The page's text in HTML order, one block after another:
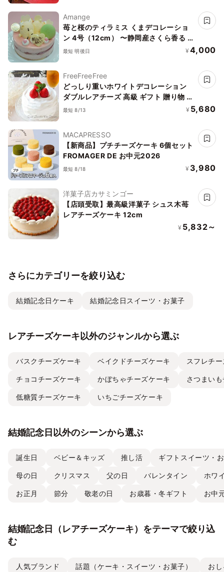
ート 糖質オフ バレンタイン
Amange
苺と桜のティラミス くまデコレーショ
ン 4号（12cm） 〜静岡産さくら香る 春
限定ケーキ〜
最短 明後日 ¥ 4,000
FreeFreeFree
どっしり重いホワイトデコレーション
ダブルレアチーズ 高級 ギフト 贈り物 い
ちご 苺 ストロベリー アレルギー 小麦
ー
最短 8/13 ¥ 5,680
MACAPRESSO
【新商品】プチチーズケーキ 6個セット
FROMAGER DE お中元2026
最短 8/18 ¥ 3,980
洋菓子店カサミンゴー
【店頭受取】最高級洋菓子 シュス木苺
レアチーズケーキ 12cm
¥ 5,832～
さらにカテゴリーを絞り込む
結婚記念日ケーキ 結婚記念日スイーツ・お菓子
レアチーズケーキ以外のジャンルから選ぶ
バスクチーズケーキ ベイクドチーズケーキ スフレチ
チョコチーズケーキ かぼちゃチーズケーキ さつまい
低糖質チーズケーキ いちごチーズケーキ
結婚記念日以外のシーンから選ぶ
誕生日 ベビー＆キッズ 推し活 ギフトスイーツ・
母の日 クリスマス 父の日 バレンタイン ホワ
お正月 節分 敬老の日 お歳暮・冬ギフト お中
結婚記念日（レアチーズケーキ）をテーマで絞り込
む
人気ブランド 話題（ケーキ・スイーツ・お菓子） お